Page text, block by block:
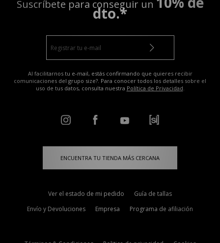
Suscríbete para conseguir un
dto.*
Al facilitarnos tu e-mail, estás confirmando que quieres recibir
comunicaciones del grupo size?. Para conocer todos los detalles sobre el
uso de tus datos, consulta nuestra Política de Privacidad.
ENCUENTRA TU TIENDA MÁS CERCANA
Ver el estado de mi pedido
Guía de tallas
Envío y Devoluciones
Empresa Programa de afiliación